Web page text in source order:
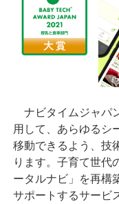
ナビタイムジャパ
用して、あらゆるシ
移動できるよう、技
ります。子育て世代
ータルナビ」を再構
サポートするサービ